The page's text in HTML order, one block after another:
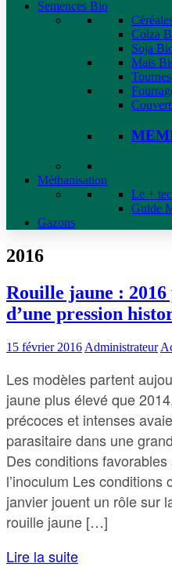
Semences Bio
Colza
Soja
Maïs
Méthanisation
Le +
Guide
Gazons
2016
Rouille jaune : 2016
d’une pression
15 février 2016 Administrateur
Les modèles partent
jaune plus élevé que
précoces et intenses
parasitaire dans une
Des conditions
l’inoculum Les
janvier jouent un rôle sur
rouille jaune […]
Lire la suite